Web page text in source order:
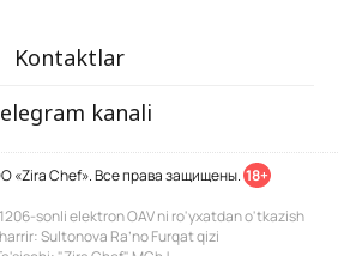
Kontaktlar
kanali
«Zira Chef». Все права защищены. 18+
sonli elektron OAV ni ro'yxatdan o'tkazish
Sultonova Ra’no Furqat qizi